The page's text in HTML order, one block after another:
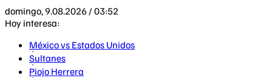
domingo, 9.08.2026 / 03:52
Hoy interesa:
México vs Estados Unidos
Sultanes
Piojo Herrera